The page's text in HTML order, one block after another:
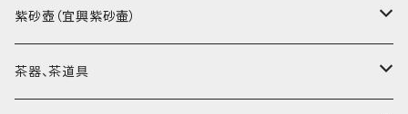
烏龍茶（ウーロン茶）
黒茶（緊圧茶、普洱茶）
紫砂壺（宜興紫砂壷）
大師、名人、高工の作品
茶器、茶道具